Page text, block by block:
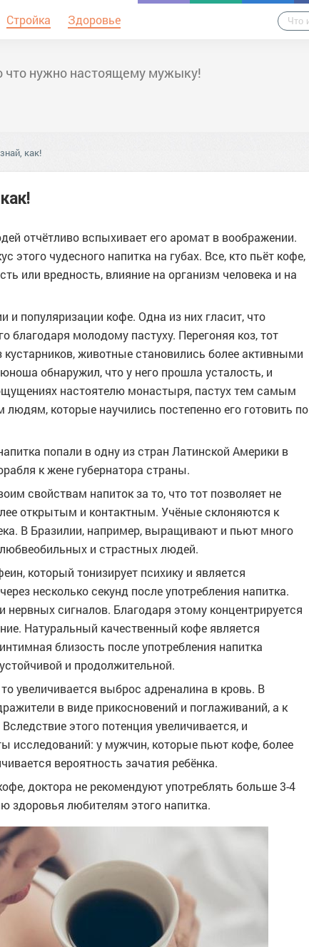
Стройка Здоровье
что нужно настоящему мужыку!
как!
отчётливо вспыхивает его аромат в воображении.
чудесного напитка на губах. Все, кто пьёт кофе,
или вредность, влияние на организм человека и на
популяризации кофе. Одна из них гласит, что
благодаря молодому пастуху. Перегоняя коз, тот
животные становились более активными
обнаружил, что у него прошла усталость, и
настоятелю монастыря, пастух тем самым
которые научились постепенно его готовить по
попали в одну из стран Латинской Америки в
к жене губернатора страны.
свойствам напиток за то, что тот позволяет не
открытым и контактным. Учёные склоняются к
В Бразилии, например, выращивают и пьют много
и страстных людей.
который тонизирует психику и является
несколько секунд после употребления напитка.
нервных сигналов. Благодаря этому концентрируется
Натуральный качественный кофе является
близость после употребления напитка
и продолжительной.
увеличивается выброс адреналина в кровь. В
в виде прикосновений и поглаживаний, а к
этого потенция увеличивается, и
исследований: у мужчин, которые пьют кофе, более
вероятность зачатия ребёнка.
доктора не рекомендуют употреблять больше 3-4
здоровья любителям этого напитка.